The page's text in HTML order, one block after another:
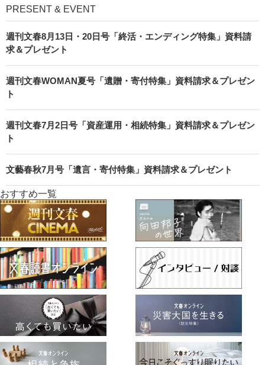
PRESENT & EVENT
週刊文春8月13日・20日号「終活・エンディング特集」資料請
求＆プレゼント
週刊文春WOMAN夏号「遺贈・寄付特集」資料請求＆プレゼン
ト
週刊文春7月2日号「資産運用・相続特集」資料請求＆プレゼン
ト
文藝春秋7月号「遺言・寄付特集」資料請求＆プレゼント
おすすめ一覧